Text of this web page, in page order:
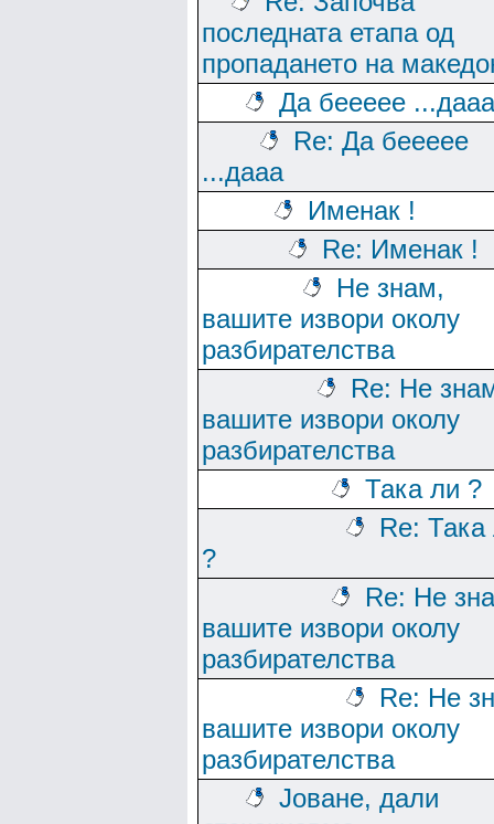
последната етапа од
пропадането на
Да беееее ...дааа
Re: Да беееее
...дааа
Именак !
Re: Именак !
Не знам,
вашите извори околу
разбирателства
Re: Не
вашите извори околу
разбирателства
Така ли ?
Re: Така
?
Re: Не
вашите извори околу
разбирателства
Re: Не
вашите извори околу
разбирателства
Јоване, дали